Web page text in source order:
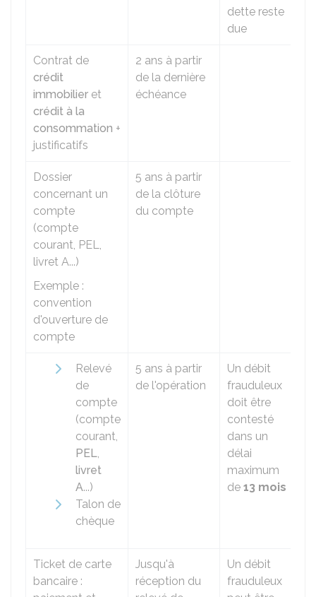
dette reste
due
Contrat de
crédit
immobilier et
crédit à la
consommation +
justificatifs
2 ans à partir
de la dernière
échéance
Dossier
concernant un
compte
(compte
courant, PEL,
livret A...)
Exemple :
convention
d'ouverture de
compte
5 ans à partir
de la clôture
du compte
Relevé
de
compte
(compte
courant,
PEL,
livret
A...)
Talon de
chèque
5 ans à partir
de l'opération
Un débit
frauduleux
doit être
contesté
dans un
délai
maximum
de 13 mois
Ticket de carte
bancaire :
Jusqu'à
réception du
Un débit
frauduleux